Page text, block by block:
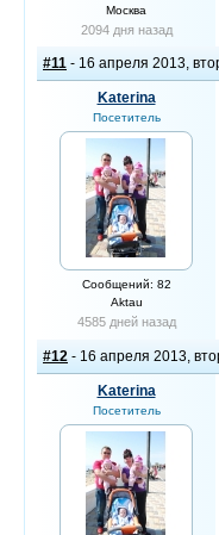
Москва
2094 дня назад
#11 - 16 апреля 2013,
Katerina
Посетитель
Сообщений: 82
Aktau
4585 дней назад
#12 - 16 апреля 2013,
Katerina
Посетитель